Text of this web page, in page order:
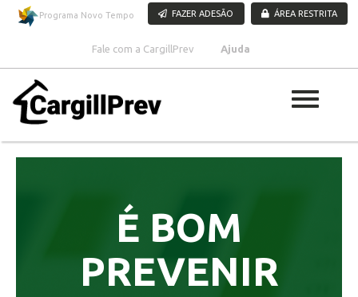
Pular para o conteúdo
Programa Novo Tempo FAZER ADESÃO ÁREA RESTRITA
Fale com a CargillPrev Ajuda
É BOM
PREVENIR